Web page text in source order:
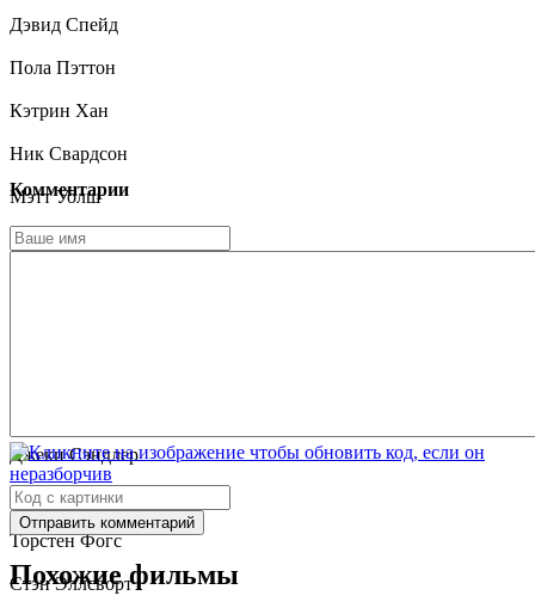
Дэвид Спейд
Пола Пэттон
Кэтрин Хан
Ник Свардсон
Мэтт Уолш
Рене Тейлор
Джеки Сэндлер
Майкл Чиклис
Торстен Фогс
Стэн Эллсворт
Комментарии
Отправить комментарий
Похожие фильмы